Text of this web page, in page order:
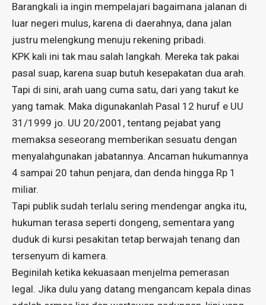
Barangkali ia ingin mempelajari bagaimana jalanan di
luar negeri mulus, karena di daerahnya, dana jalan
justru melengkung menuju rekening pribadi.
KPK kali ini tak mau salah langkah. Mereka tak pakai
pasal suap, karena suap butuh kesepakatan dua arah.
Tapi di sini, arah uang cuma satu, dari yang takut ke
yang tamak. Maka digunakanlah Pasal 12 huruf e UU
31/1999 jo. UU 20/2001, tentang pejabat yang
memaksa seseorang memberikan sesuatu dengan
menyalahgunakan jabatannya. Ancaman hukumannya
4 sampai 20 tahun penjara, dan denda hingga Rp 1
miliar.
Tapi publik sudah terlalu sering mendengar angka itu,
hukuman terasa seperti dongeng, sementara yang
duduk di kursi pesakitan tetap berwajah tenang dan
tersenyum di kamera.
Beginilah ketika kekuasaan menjelma pemerasan
legal. Jika dulu yang datang mengancam kepala dinas